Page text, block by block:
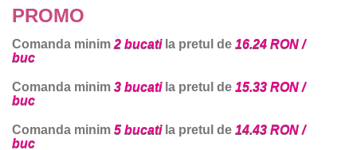
PROMO
Comanda minim 2 bucatila pretul de 16.24 RON /
buc
Comanda minim 3 bucatila pretul de 15.33 RON /
buc
Comanda minim 5 bucatila pretul de 14.43 RON /
buc